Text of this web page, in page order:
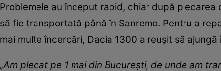
Problemele au început rapid, chiar după
să fie transportată până în Sanremo. Pentru a
mai multe încercări, Dacia 1300 a reușit să
„Am plecat pe 1 mai din București, de unde am